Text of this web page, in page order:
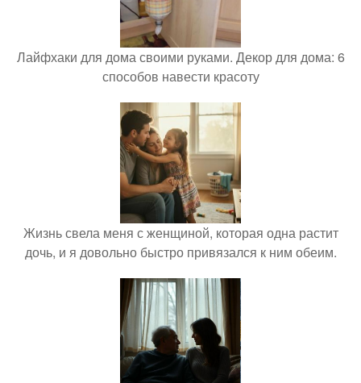
Лайфхаки для дома своими руками. Декор для дома: 6
способов навести красоту
Жизнь свела меня с женщиной, которая одна растит
дочь, и я довольно быстро привязался к ним обеим.